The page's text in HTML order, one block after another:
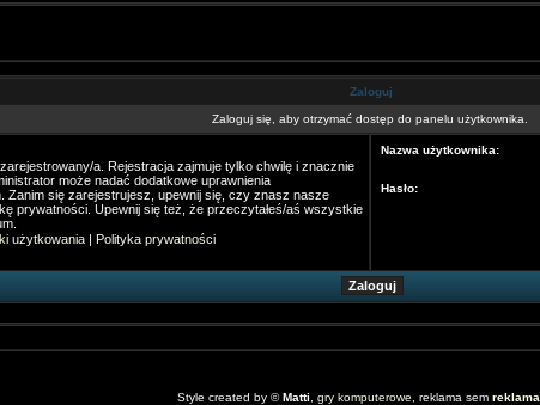
Zaloguj
Zaloguj się, aby otrzymać dostęp do panelu użytkownika.
a. Rejestracja zajmuje tylko chwilę i znacznie
może nadać dodatkowe uprawnienia
Zanim się zarejestrujesz, upewnij się, czy znasz nasze
prywatności. Upewnij się też, że przeczytałeś/aś wszystkie
użytkowania | Polityka prywatności
Nazwa użytkownika:
Hasło:
Style created by ©Matti gry komputerowe , reklama sem reklama